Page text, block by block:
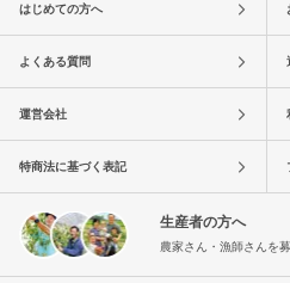
はじめての方へ
よくある質問
運営会社
特商法に基づく表記
生産者の方へ
農家さん・漁師さんを